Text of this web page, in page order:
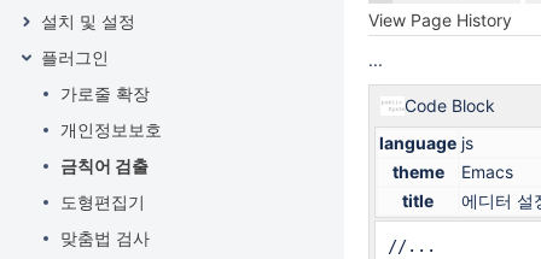
menu
Skip
설치 및 설정
플러그인
가로줄 확장
개인정보보호
금칙어 검출
도형편집기
맞춤법 검사
View Page History
...
Code Block
language js
theme
Emacs
title
에디터 설
//...